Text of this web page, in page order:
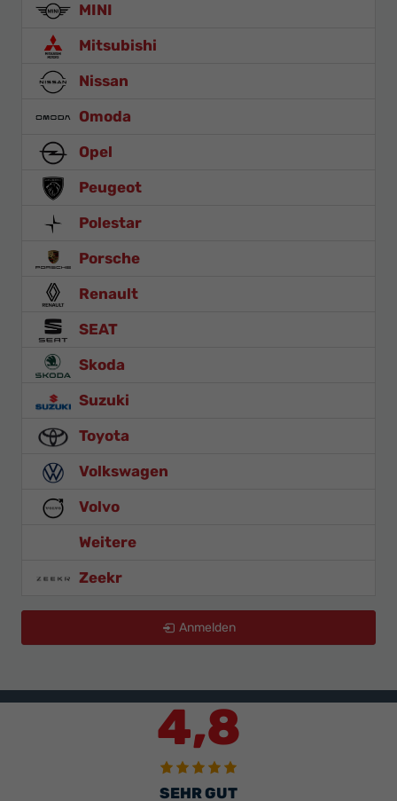
MINI
Mitsubishi
Nissan
Omoda
Opel
Peugeot
Polestar
Porsche
Renault
SEAT
Skoda
Suzuki
Toyota
Volkswagen
Volvo
Weitere
Zeekr
Anmelden
4,8
SEHR GUT